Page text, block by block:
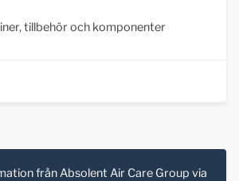
tillbehör och komponenter
från Absolent Air Care Group via